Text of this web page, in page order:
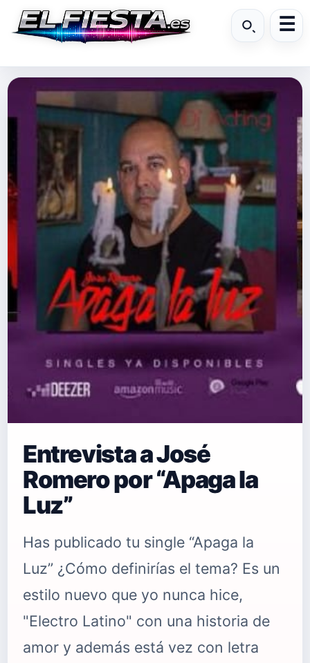
Entrevista a José
Romero por “Apaga la
Luz”
Has publicado tu single “Apaga la
Luz” ¿Cómo definirías el tema? Es un
estilo nuevo que yo nunca hice,
"Electro Latino" con una historia de
amor y además está vez con letra